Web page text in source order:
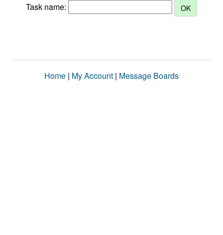
Task name:
Home | My Account | Message Boards